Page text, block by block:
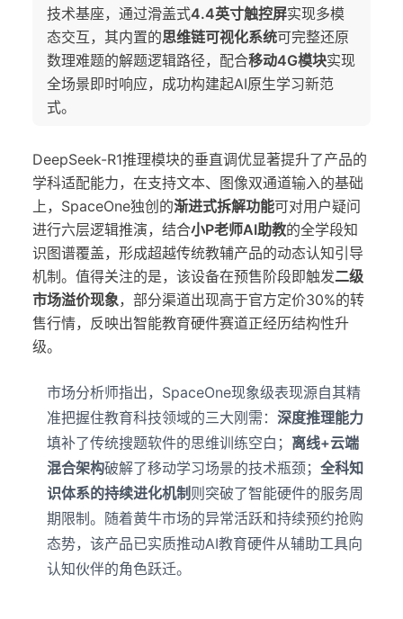
技术基座，通过滑盖式4.4英寸触控屏实现多模
态交互，其内置的思维链可视化系统可完整还原
数理难题的解题逻辑路径，配合移动4G模块实现
全场景即时响应，成功构建起AI原生学习新范
式。
DeepSeek-R1推理模块的垂直调优显著提升了产品的
学科适配能力，在支持文本、图像双通道输入的基础
上，SpaceOne独创的渐进式拆解功能可对用户疑问
进行六层逻辑推演，结合小P老师AI助教的全学段知
识图谱覆盖，形成超越传统教辅产品的动态认知引导
机制。值得关注的是，该设备在预售阶段即触发二级
市场溢价现象，部分渠道出现高于官方定价30%的转
售行情，反映出智能教育硬件赛道正经历结构性升
级。
市场分析师指出，SpaceOne现象级表现源自其精
准把握住教育科技领域的三大刚需： 深度推理能力
填补了传统搜题软件的思维训练空白； 离线+云端
混合架构破解了移动学习场景的技术瓶颈； 全科知
识体系的持续进化机制 则突破了智能硬件的服务周
期限制。随着黄牛市场的异常活跃和持续预约抢购
态势，该产品已实质推动AI教育硬件从辅助工具向
认知伙伴的角色跃迁。